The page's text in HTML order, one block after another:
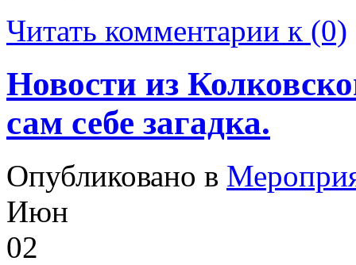
Читать комментарии к (0)
Новости из
сам себе загадка.
Опубликовано в
Июн
02